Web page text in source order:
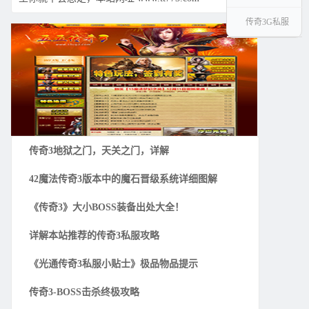
传奇3地狱之门，天关之门，详解
42魔法传奇3版本中的魔石晋级系统详细图解
《传奇3》大小BOSS装备出处大全！
详解本站推荐的传奇3私服攻略
《光通传奇3私服小贴士》极品物品提示
传奇3-BOSS击杀终极攻略
传奇3G私服